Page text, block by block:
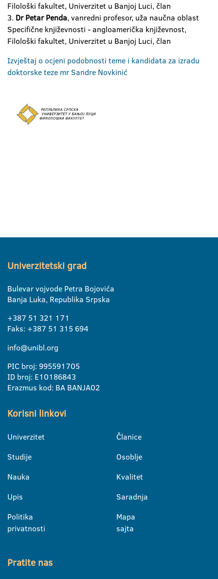
Filološki fakultet, Univerzitet u Banjoj Luci, član
3. Dr Petar Penda, vanredni profesor, uža naučna oblast
Specifične književnosti - angloamerička književnost,
Filološki fakultet, Univerzitet u Banjoj Luci, član
Izvještaj o ocjeni podobnosti teme i kandidata za izradu
doktorske teze mr Sandre Novkinić
Univerzitetski grad
Bulevar vojvode Petra Bojovića
Banja Luka, Republika Srpska
+387 51 321 171
Faks: +387 51 315 694
info@unibl.org
PIC broj: 995591705
ID broj: E10186843
Erazmus kod: BA BANJA02
Korisni linkovi
Univerzitet
Studije
Nauka
Upis
Politika
privatnosti
Članice
Osoblje
Kvalitet
Saradnja
Mapa
sajta
Pratite nas